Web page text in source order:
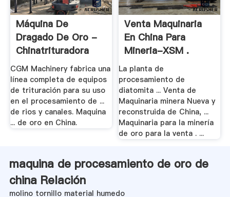
Máquina De
Dragado De Oro -
Chinatrituradora
CGM Machinery fabrica una
línea completa de equipos
de trituración para su uso
en el procesamiento de ...
de rios y canales. Maquina
... de oro en China.
Venta Maquinaria
En China Para
Mineria-XSM .
La planta de
procesamiento de
diatomita ... Venta de
Maquinaria minera Nueva y
reconstruida de China, ...
Maquinaria para la minería
de oro para la venta . ...
maquina de procesamiento de oro de
china Relación
molino tornillo material humedo